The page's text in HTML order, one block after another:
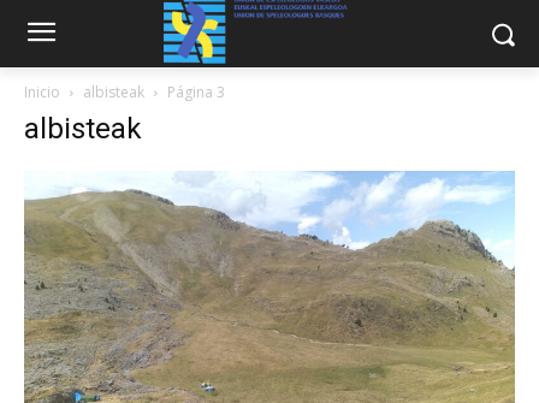
Inicio albisteak Página 3
albisteak